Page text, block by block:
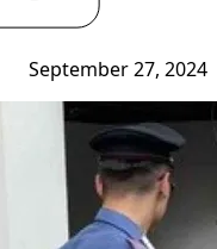
September 27, 2024